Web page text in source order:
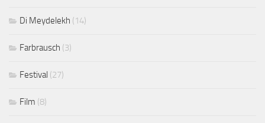
Di Meydelekh (14)
Farbrausch (3)
Festival (27)
Film (8)